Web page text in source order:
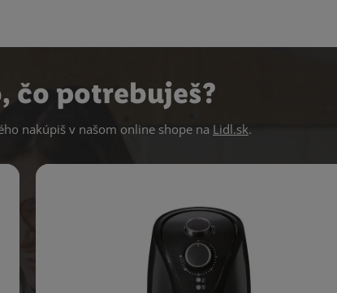
čo potrebuješ?
nakúpiš v našom online shope na Lidl.sk.